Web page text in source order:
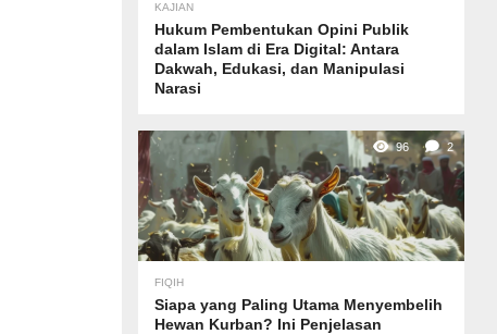
KAJIAN
Hukum Pembentukan Opini Publik
dalam Islam di Era Digital: Antara
Dakwah, Edukasi, dan Manipulasi
Narasi
96 2
FIQIH
Siapa yang Paling Utama Menyembelih
Hewan Kurban? Ini Penjelasan